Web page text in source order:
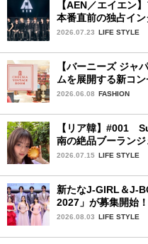
【AEN／エイエン
本番直前の独占イ
ーケース完全レポー
2026.07.23 LIFE STYLE
【バーニーズ ジャ
ムを展開する新コ
VINTAGE ROOM」
2026.06.08 FASHION
【リア韓】#001
南の絶品ブーラン
2026.07.15 LIFE STYLE
新たなJ-GIRL＆J-
2027」が募集開始
視した「新システム
2026.08.03 LIFE STYLE